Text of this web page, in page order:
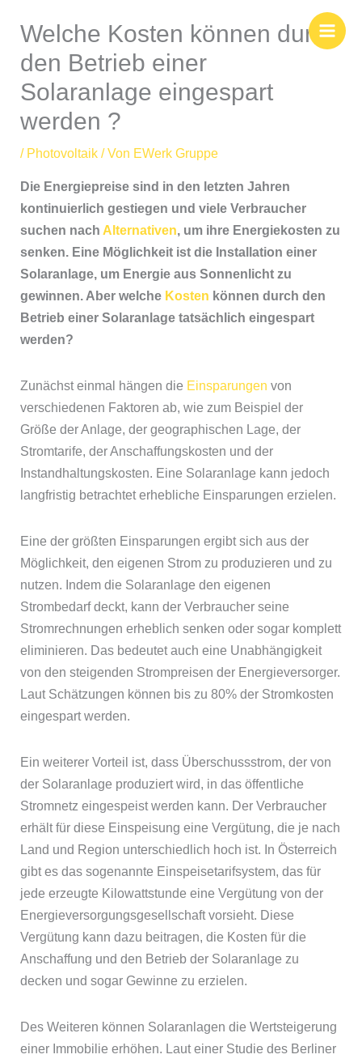
Inhalt
springen
Welche Kosten können durch
den Betrieb einer
Solaranlage eingespart
werden ?
/ Photovoltaik/ Von EWerk Gruppe
Die Energiepreise sind in den letzten Jahren
kontinuierlich gestiegen und viele Verbraucher
suchen nach Alternativen, um ihre Energiekosten zu
senken. Eine Möglichkeit ist die Installation einer
Solaranlage, um Energie aus Sonnenlicht zu
gewinnen. Aber welche Kosten können durch den
Betrieb einer Solaranlage tatsächlich eingespart
werden?
Zunächst einmal hängen die Einsparungen von
verschiedenen Faktoren ab, wie zum Beispiel der
Größe der Anlage, der geographischen Lage, der
Stromtarife, der Anschaffungskosten und der
Instandhaltungskosten. Eine Solaranlage kann jedoch
langfristig betrachtet erhebliche Einsparungen erzielen.
Eine der größten Einsparungen ergibt sich aus der
Möglichkeit, den eigenen Strom zu produzieren und zu
nutzen. Indem die Solaranlage den eigenen
Strombedarf deckt, kann der Verbraucher seine
Stromrechnungen erheblich senken oder sogar komplett
eliminieren. Das bedeutet auch eine Unabhängigkeit
von den steigenden Strompreisen der Energieversorger.
Laut Schätzungen können bis zu 80% der Stromkosten
eingespart werden.
Ein weiterer Vorteil ist, dass Überschussstrom, der von
der Solaranlage produziert wird, in das öffentliche
Stromnetz eingespeist werden kann. Der Verbraucher
erhält für diese Einspeisung eine Vergütung, die je nach
Land und Region unterschiedlich hoch ist. In Österreich
gibt es das sogenannte Einspeisetarifsystem, das für
jede erzeugte Kilowattstunde eine Vergütung von der
Energieversorgungsgesellschaft vorsieht. Diese
Vergütung kann dazu beitragen, die Kosten für die
Anschaffung und den Betrieb der Solaranlage zu
decken und sogar Gewinne zu erzielen.
Des Weiteren können Solaranlagen die Wertsteigerung
einer Immobilie erhöhen. Laut einer Studie des Berliner